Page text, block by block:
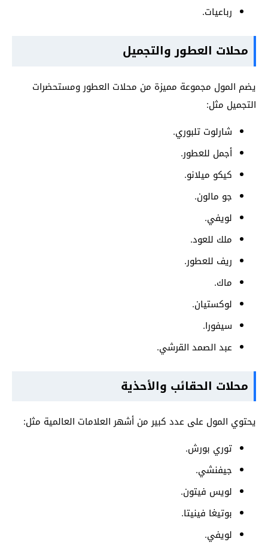
رباعيات.
محلات العطور والتجميل
يضم المول مجموعة مميزة من محلات العطور ومستحضرات
التجميل مثل:
شارلوت تلبوري.
أجمل للعطور.
كيكو ميلانو.
جو مالون.
لويفي.
ملك للعود.
ريف للعطور.
ماك.
لوكستيان.
سيفورا.
عبد الصمد القرشي.
محلات الحقائب والأحذية
يحتوي المول على عدد كبير من أشهر العلامات العالمية مثل:
توري بورش.
جيفنشي.
لويس فيتون.
بوتيغا فينيتا.
لويفي.